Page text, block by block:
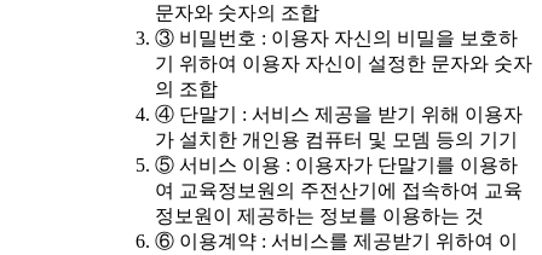
문자와 숫자의 조합
③ 비밀번호 : 이용자 자신의 비밀을 보호하
기 위하여 이용자 자신이 설정한 문자와 숫자
의 조합
④ 단말기 : 서비스 제공을 받기 위해 이용자
가 설치한 개인용 컴퓨터 및 모뎀 등의 기기
⑤ 서비스 이용 : 이용자가 단말기를 이용하
여 교육정보원의 주전산기에 접속하여 교육
정보원이 제공하는 정보를 이용하는 것
⑥ 이용계약 : 서비스를 제공받기 위하여 이